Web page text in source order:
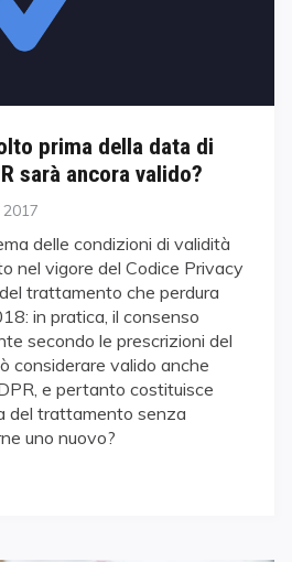
prima della data di
sarà ancora valido?
delle condizioni di validità
nel vigore del Codice Privacy
trattamento che perdura
in pratica, il consenso
secondo le prescrizioni del
considerare valido anche
e pertanto costituisce
del trattamento senza
uno nuovo?
raccolto prima della data di